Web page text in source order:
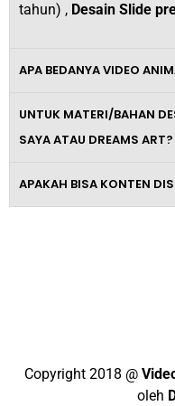
tahun) , Desain Slide
APA BEDANYA VIDEO
UNTUK MATERI/BAHAN
SAYA ATAU DREAMS ART?
APAKAH BISA KONTEN
Copyright 2018 @
oleh